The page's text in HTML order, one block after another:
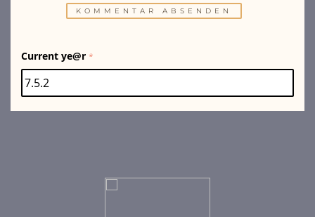
Current ye@r *